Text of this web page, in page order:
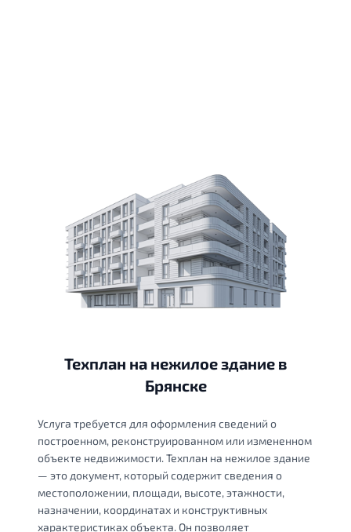
Техплан на нежилое здание в
Брянске
Услуга требуется для оформления сведений о
построенном, реконструированном или измененном
объекте недвижимости. Техплан на нежилое здание
— это документ, который содержит сведения о
местоположении, площади, высоте, этажности,
назначении, координатах и конструктивных
характеристиках объекта. Он позволяет